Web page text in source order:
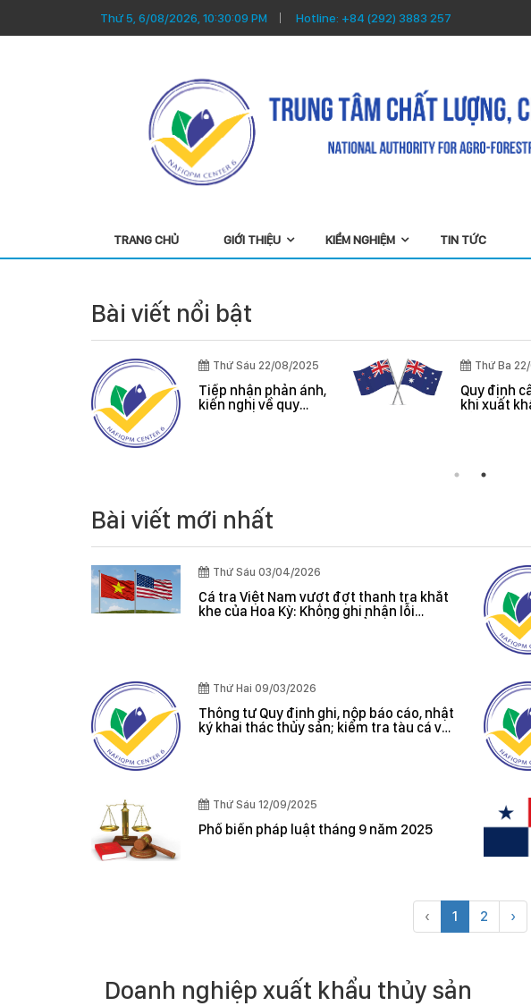
Thứ 5, 6/08/2026, 10:30:09 PM Hotline: +84 (292) 3883 257
TRANG CHỦ GIỚI THIỆU KIỂM NGHIỆM TIN TỨC
Bài viết nổi bật
Thứ Ba 22/04/2025
Phân tích nhanh
Cadimi và Vàng O
trên mẫu Mít và Sầu
Thứ Sáu 03/04/2026
Cá tra Việt Nam
Bài viết mới nhất
Thứ Sáu 03/04/2026
Cá tra Việt Nam vượt đợt thanh tra khắt
khe của Hoa Kỳ: Không ghi nhận lỗi
Thứ Hai 09/03/2026
Thông tư Quy định ghi, nộp báo cáo, nhật
ký khai thác thủy sản; kiểm tra tàu cá và
Thứ Sáu 12/09/2025
Phổ biến pháp luật tháng 9 năm 2025
‹ 1 2 ›
Doanh nghiệp xuất khẩu thủy sản